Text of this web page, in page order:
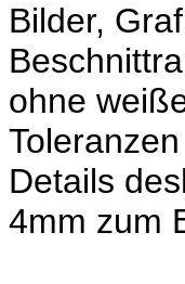
Bilder,
ohne
Details
4mm zum